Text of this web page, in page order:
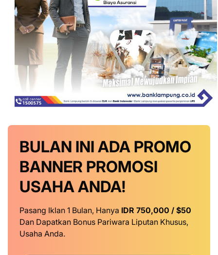
BULAN INI ADA PROMO
BANNER PROMOSI
USAHA ANDA!
Pasang Iklan 1 Bulan, Hanya IDR 750,000 / $50
Dan Dapatkan Bonus Pariwara Liputan Khusus,
Usaha Anda.